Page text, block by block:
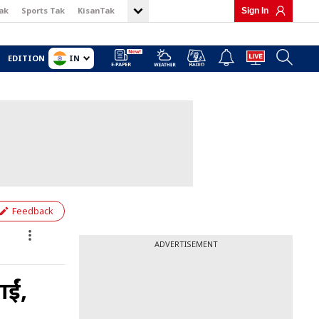
Sports Tak KisanTak Sign In
EDITION IN
Feedback
ADVERTISEMENT